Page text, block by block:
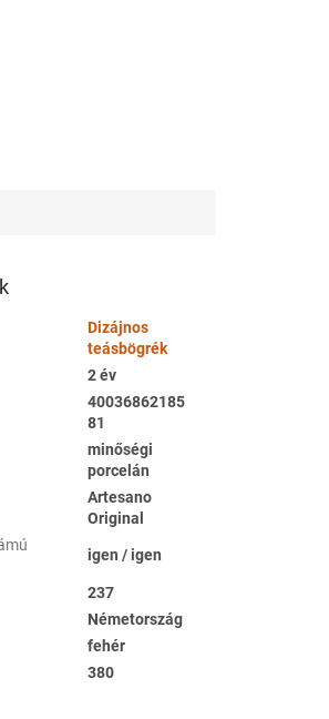
Dizájnos
teásbögrék
2 év
40036862185
81
minőségi
porcelán
Artesano
Original
igen / igen
237
Németország
fehér
380